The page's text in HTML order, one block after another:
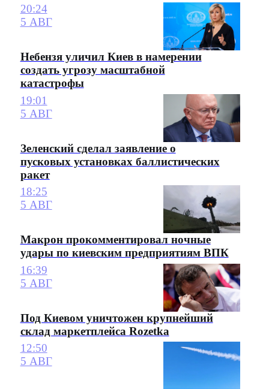
20:24
5 АВГ
Небензя уличил Киев в намерении
создать угрозу масштабной
катастрофы
19:01
5 АВГ
Зеленский сделал заявление о
пусковых установках баллистических
ракет
18:25
5 АВГ
Макрон прокомментировал ночные
удары по киевским предприятиям ВПК
16:39
5 АВГ
Под Киевом уничтожен крупнейший
склад маркетплейса Rozetka
12:50
5 АВГ